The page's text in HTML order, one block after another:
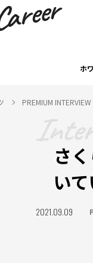
ホ
PREMIUM INTERVIEW
さ
い
2021.09.09